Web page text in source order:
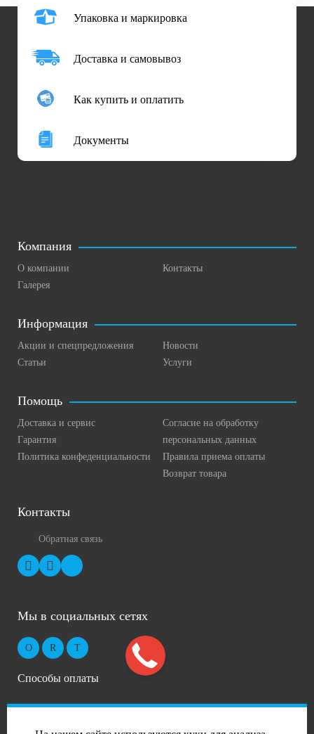
Упаковка и маркировка
Доставка и самовывоз
Как купить и оплатить
Документы
Компания
О компании
Галерея
Контакты
Информация
Акции и спецпредложения
Статьи
Новости
Услуги
Помощь
Доставка и сервис
Гарантия
Политика конфеденциальности
Согласие на обработку
персональных данных
Правила приема оплаты
Возврат товара
Контакты
Обратная связь
Мы в социальных сетях
Способы оплаты